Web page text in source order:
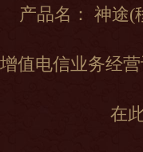
产品名： 神途(
增值电信业务经
在